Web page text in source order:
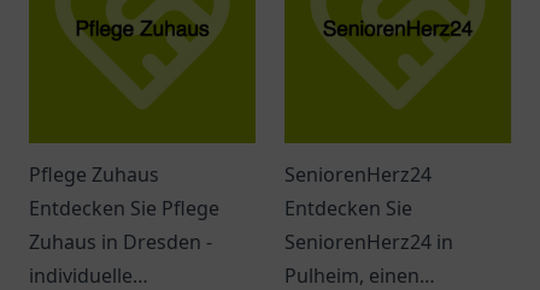
Pflege Zuhaus
Entdecken Sie Pflege
Zuhaus in Dresden -
individuelle
SeniorenHerz24
Entdecken Sie
SeniorenHerz24 in
Pulheim, einen